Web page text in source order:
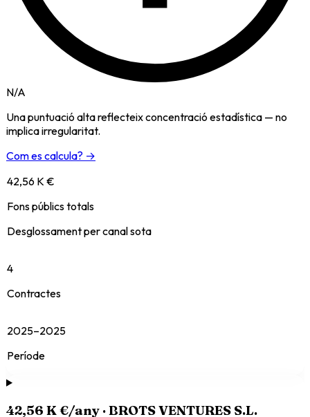
N/A
Una puntuació alta reflecteix concentració estadística — no
implica irregularitat.
Com es calcula? →
42,56 K €
Fons públics totals
Desglossament per canal sota
4
Contractes
2025–2025
Període
42,56 K €/any ·BROTS VENTURES S.L.